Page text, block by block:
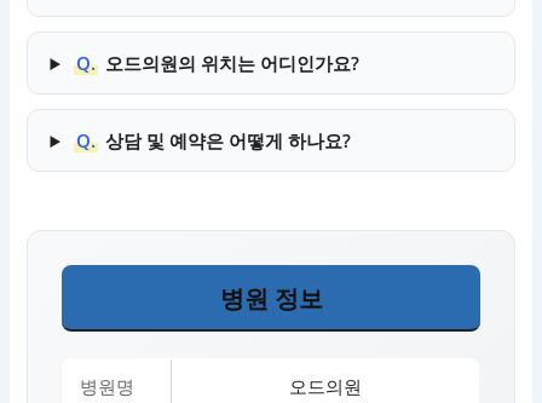
Q. 오드의원의 위치는 어디인가요?
Q. 상담 및 예약은 어떻게 하나요?
병원 정보
병원명 오드의원